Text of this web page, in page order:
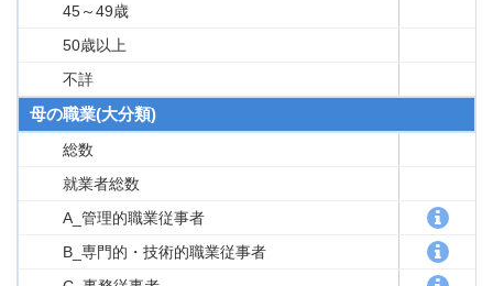
45～49歳
50歳以上
不詳
母の職業(大分類)
総数
就業者総数
A_管理的職業従事者
B_専門的・技術的職業従事者